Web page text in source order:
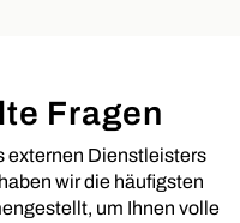
Fragen
externen Dienstleisters
wir die häufigsten
um Ihnen volle